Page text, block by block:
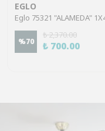
EGLO
%70
₺ 2,370.00
₺ 700.00